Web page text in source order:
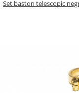
Set baston telescopic